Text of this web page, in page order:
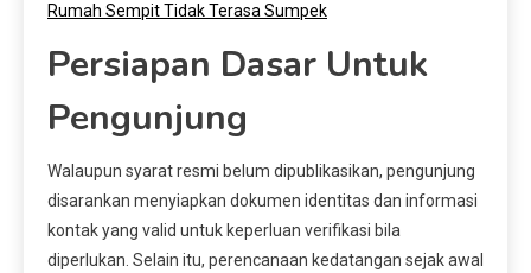
Rumah Sempit Tidak Terasa Sumpek
Persiapan Dasar Untuk
Pengunjung
Walaupun syarat resmi belum dipublikasikan, pengunjung
disarankan menyiapkan dokumen identitas dan informasi
kontak yang valid untuk keperluan verifikasi bila
diperlukan. Selain itu, perencanaan kedatangan sejak awal